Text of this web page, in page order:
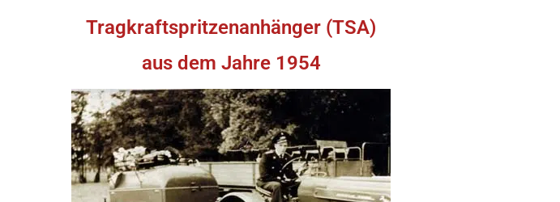
Tragkraftspritzenanhänger (TSA)
aus dem Jahre 1954